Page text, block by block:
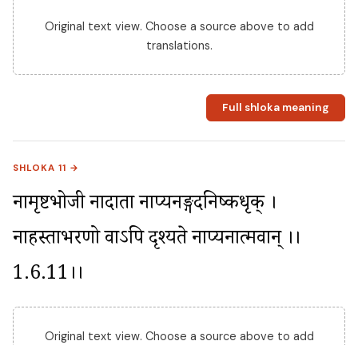
Original text view. Choose a source above to add
translations.
Full shloka meaning
SHLOKA 11 →
नामृष्टभोजी नादाता नाप्यनङ्गदनिष्कधृक् ।
नाहस्ताभरणो वाऽपि दृश्यते नाप्यनात्मवान् ।।
1.6.11।।
Original text view. Choose a source above to add